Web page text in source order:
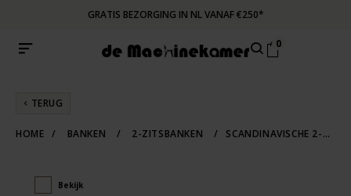
GRATIS BEZORGING IN NL VANAF €250*
0
TERUG
HOME / BANKEN / 2-ZITSBANKEN / SCANDINAVISCHE 2-ZITSBANK METTA
Bekijk